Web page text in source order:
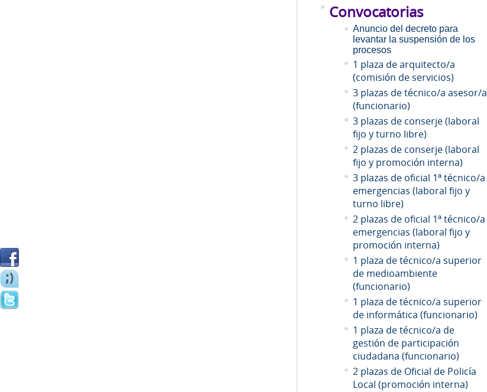
Convocatorias
Anuncio del decreto para
levantar la suspensión de los
procesos
1 plaza de arquitecto/a
(comisión de servicios)
3 plazas de técnico/a asesor/a
(funcionario)
3 plazas de conserje (laboral
fijo y turno libre)
2 plazas de conserje (laboral
fijo y promoción interna)
3 plazas de oficial 1ª técnico/a
emergencias (laboral fijo y
turno libre)
2 plazas de oficial 1ª técnico/a
emergencias (laboral fijo y
promoción interna)
1 plaza de técnico/a superior
de medioambiente
(funcionario)
1 plaza de técnico/a superior
de informática (funcionario)
1 plaza de técnico/a de
gestión de participación
ciudadana (funcionario)
2 plazas de Oficial de Policía
Local (promoción interna)